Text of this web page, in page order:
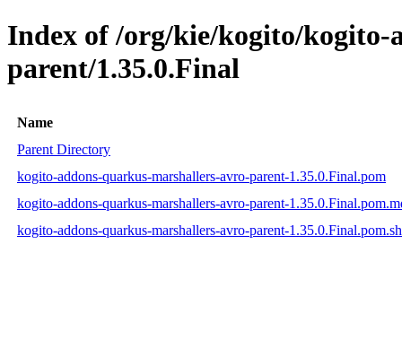
Index of /org/kie/kogito/kogito-
parent/1.35.0.Final
Name
Parent Directory
kogito-addons-quarkus-marshallers-avro-parent-1.35.0.Final.pom
kogito-addons-quarkus-marshallers-avro-parent-
kogito-addons-quarkus-marshallers-avro-parent-